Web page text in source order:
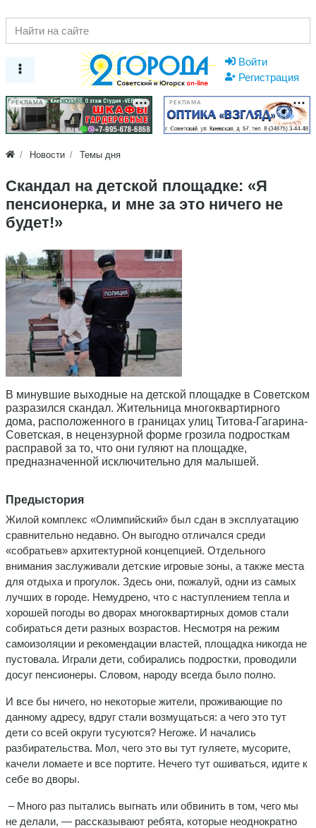
Войти
Регистрация
РЕКЛАМА РЕКЛАМА
Новости Темы дня
Скандал на детской площадке: «Я
пенсионерка, и мне за это ничего не
будет!»
В минувшие выходные на детской площадке в Советском
разразился скандал. Жительница многоквартирного
дома, расположенного в границах улиц Титова-Гагарина-
Советская, в нецензурной форме грозила подросткам
расправой за то, что они гуляют на площадке,
предназначенной исключительно для малышей.
Предыстория
Жилой комплекс «Олимпийский» был сдан в эксплуатацию
сравнительно недавно. Он выгодно отличался среди
«собратьев» архитектурной концепцией. Отдельного
внимания заслуживали детские игровые зоны, а также места
для отдыха и прогулок. Здесь они, пожалуй, одни из самых
лучших в городе. Немудрено, что с наступлением тепла и
хорошей погоды во дворах многоквартирных домов стали
собираться дети разных возрастов. Несмотря на режим
самоизоляции и рекомендации властей, площадка никогда не
пустовала. Играли дети, собирались подростки, проводили
досуг пенсионеры. Словом, народу всегда было полно.
И все бы ничего, но некоторые жители, проживающие по
данному адресу, вдруг стали возмущаться: а чего это тут
дети со всей округи тусуются? Негоже. И начались
разбирательства. Мол, чего это вы тут гуляете, мусорите,
качели ломаете и все портите. Нечего тут ошиваться, идите к
себе во дворы.
– Много раз пытались выгнать или обвинить в том, чего мы
не делали, — рассказывают ребята, которые неоднократно